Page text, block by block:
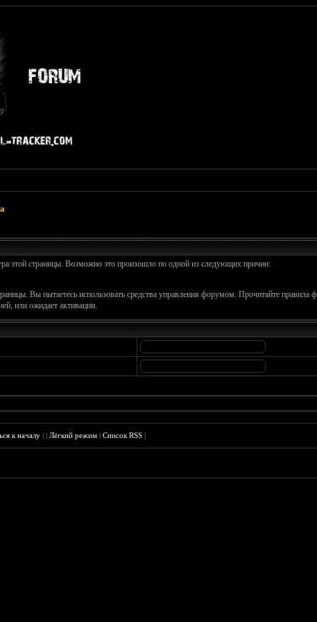
этой страницы. Возможно это произошло по одной из следующих причин:
Вы пытаетесь использовать средства управления форумом. Прочитайте
или ожидает активации.
к началу ||Лёгкий режим |Список RSS |